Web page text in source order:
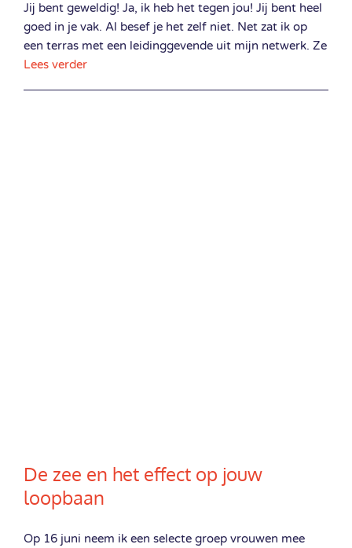
Jij bent geweldig! Ja, ik heb het tegen jou! Jij bent heel
goed in je vak. Al besef je het zelf niet. Net zat ik op
een terras met een leidinggevende uit mijn netwerk. Ze
Lees verder
De zee en het effect op jouw
loopbaan
Op 16 juni neem ik een selecte groep vrouwen mee